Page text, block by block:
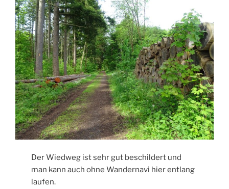
Der Wiedweg ist sehr gut beschildert und
man kann auch ohne Wandernavi hier entlang
laufen.